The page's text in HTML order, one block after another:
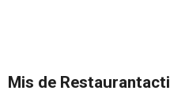
Mis de